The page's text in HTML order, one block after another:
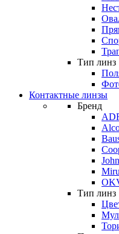
Тип линз
Контактные линзы
Бренд
Miru
Тип линз